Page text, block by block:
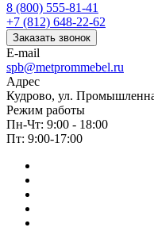
8 (800) 555-81-41
+7 (812) 648-22-62
Заказать звонок
E-mail
spb@metprommebel.ru
Адрес
Кудрово, ул.
Режим работы
Пн-Чт: 9:00 - 18:00
Пт: 9:00-17:00